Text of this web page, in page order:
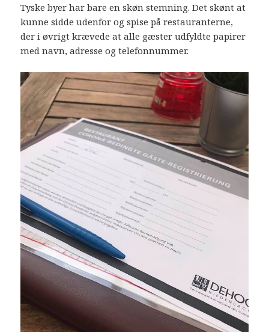
Tyske byer har bare en skøn stemning. Det skønt at
kunne sidde udenfor og spise på restauranterne,
der i øvrigt krævede at alle gæster udfyldte papirer
med navn, adresse og telefonnummer.